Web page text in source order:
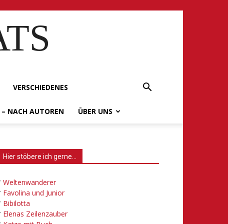
VERSCHIEDENES
NACH AUTOREN ÜBER UNS
Hier stöbere ich gerne…
Weltenwanderer
Favolina und Junior
Bibilotta
Elenas Zeilenzauber